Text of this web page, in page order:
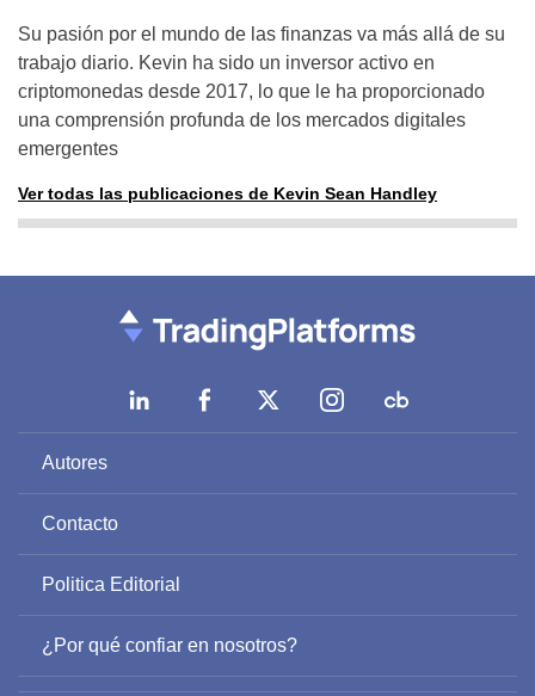
Su pasión por el mundo de las finanzas va más allá de su
trabajo diario. Kevin ha sido un inversor activo en
criptomonedas desde 2017, lo que le ha proporcionado
una comprensión profunda de los mercados digitales
emergentes
Ver todas las publicaciones de Kevin Sean Handley
Autores
Contacto
Politica Editorial
¿Por qué confiar en nosotros?